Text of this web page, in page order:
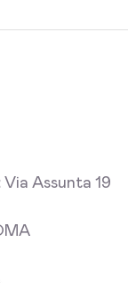
Via Assunta 19